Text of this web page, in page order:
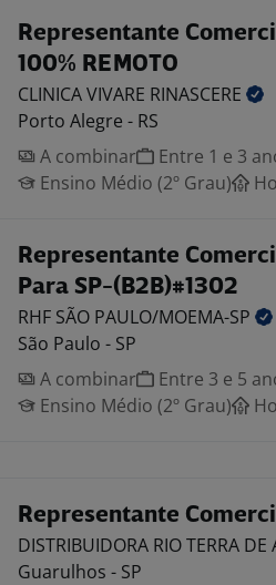
Representante
100% REMOTO
CLINICA VIVARE RINASCERE
Porto Alegre - RS
A combinar
Entre 1 e 3
Ensino Médio (2º Grau)
Representante
Para SP-(B2B)#1302
RHF SÃO PAULO/MOEMA-SP
São Paulo - SP
A combinar
Entre 3 e 5
Ensino Médio (2º Grau)
Representante
DISTRIBUIDORA RIO TERRA DE
Guarulhos - SP